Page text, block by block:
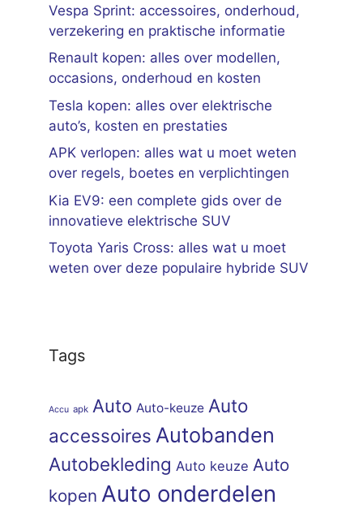
Vespa Sprint: accessoires, onderhoud,
verzekering en praktische informatie
Renault kopen: alles over modellen,
occasions, onderhoud en kosten
Tesla kopen: alles over elektrische
auto’s, kosten en prestaties
APK verlopen: alles wat u moet weten
over regels, boetes en verplichtingen
Kia EV9: een complete gids over de
innovatieve elektrische SUV
Toyota Yaris Cross: alles wat u moet
weten over deze populaire hybride SUV
Tags
Accu apk Auto Auto-keuze Auto
accessoires Autobanden
Autobekleding Auto keuze Auto
kopen Auto onderdelen